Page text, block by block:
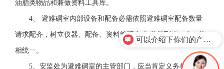
油脂类物品和兼做资料工具库。
4、 避难硐室内部设备和配备必需依照避难硐室配备数量
请求配齐，树立仪器、配备、资料管理台账,并做到账、卡、物
相统一。
5、安监处为避难硐室的主管部门，应当肯定义务单位和人
可以介绍下你们的产品么？